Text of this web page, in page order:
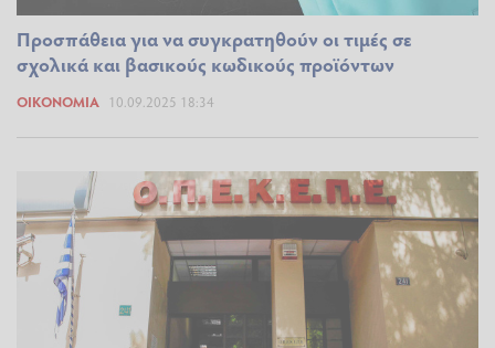
Προσπάθεια για να συγκρατηθούν οι τιμές σε
σχολικά και βασικούς κωδικούς προϊόντων
ΟΙΚΟΝΟΜΊΑ 10.09.2025 18:34